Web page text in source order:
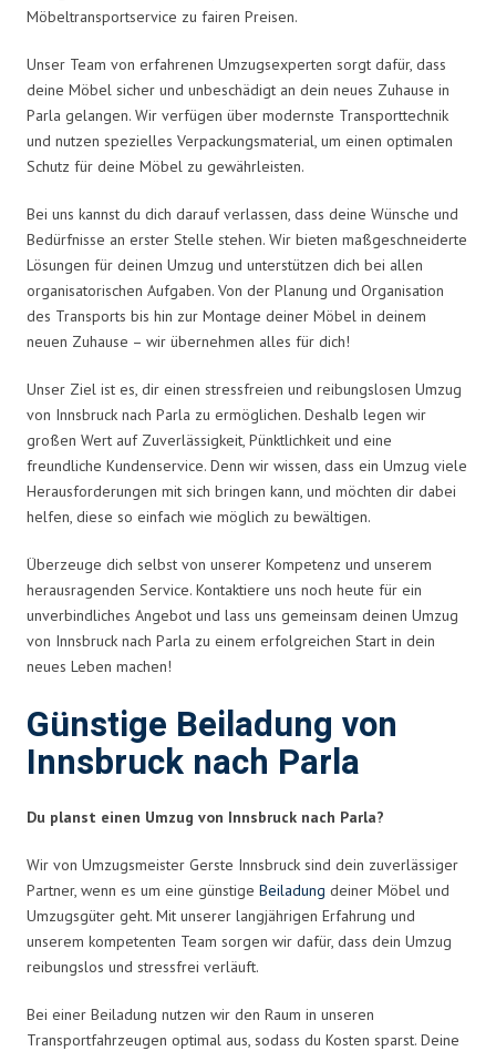
Möbeltransportservice zu fairen Preisen.
Unser Team von erfahrenen Umzugsexperten sorgt dafür, dass
deine Möbel sicher und unbeschädigt an dein neues Zuhause in
Parla gelangen. Wir verfügen über modernste Transporttechnik
und nutzen spezielles Verpackungsmaterial, um einen optimalen
Schutz für deine Möbel zu gewährleisten.
Bei uns kannst du dich darauf verlassen, dass deine Wünsche und
Bedürfnisse an erster Stelle stehen. Wir bieten maßgeschneiderte
Lösungen für deinen Umzug und unterstützen dich bei allen
organisatorischen Aufgaben. Von der Planung und Organisation
des Transports bis hin zur Montage deiner Möbel in deinem
neuen Zuhause – wir übernehmen alles für dich!
Unser Ziel ist es, dir einen stressfreien und reibungslosen Umzug
von Innsbruck nach Parla zu ermöglichen. Deshalb legen wir
großen Wert auf Zuverlässigkeit, Pünktlichkeit und eine
freundliche Kundenservice. Denn wir wissen, dass ein Umzug viele
Herausforderungen mit sich bringen kann, und möchten dir dabei
helfen, diese so einfach wie möglich zu bewältigen.
Überzeuge dich selbst von unserer Kompetenz und unserem
herausragenden Service. Kontaktiere uns noch heute für ein
unverbindliches Angebot und lass uns gemeinsam deinen Umzug
von Innsbruck nach Parla zu einem erfolgreichen Start in dein
neues Leben machen!
Günstige Beiladung von
Innsbruck nach Parla
Du planst einen Umzug von Innsbruck nach Parla?
Wir von Umzugsmeister Gerste Innsbruck sind dein zuverlässiger
Partner, wenn es um eine günstige Beiladung deiner Möbel und
Umzugsgüter geht. Mit unserer langjährigen Erfahrung und
unserem kompetenten Team sorgen wir dafür, dass dein Umzug
reibungslos und stressfrei verläuft.
Bei einer Beiladung nutzen wir den Raum in unseren
Transportfahrzeugen optimal aus, sodass du Kosten sparst. Deine